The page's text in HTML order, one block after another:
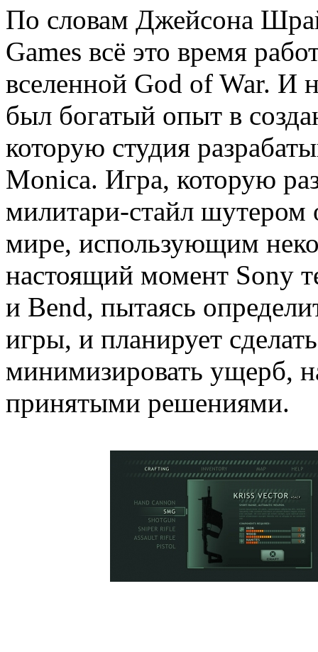
По словам Джейсона
Games всё это время
вселенной God of War. И
был богатый опыт в
которую студия
Monica. Игра, которую
милитари-стайл шутером
мире, использующим
настоящий момент Sony
и Bend, пытаясь
игры, и планирует
минимизировать ущерб,
принятыми решениями.